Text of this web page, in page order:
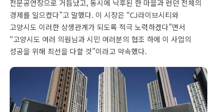
전문공연장으로 거듭났고, 동시에 낙후된 한 마을과 런던 전체의
경제를 일으켰다”고 말했다. 이 시장은 “CJ라이브시티와
고양시도 이러한 상생관계가 되도록 적극 노력하겠다”면서
“고양시도 여러 의원님과 시민 여러분의 협조 하에 이 사업의
성공을 위해 최선을 다할 것”이라고 약속했다.